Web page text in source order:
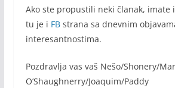
Ako ste propustili neki članak, imate
tu je i FBstrana sa dnevnim
interesantnostima.
Pozdravlja vas vaš Nešo/Shonery/
O’Shaughnerry/Joaquim/Paddy